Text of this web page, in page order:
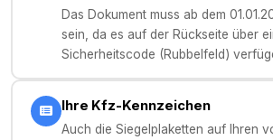
Das Dokument muss ab dem
sein, da es auf der Rückseite über
Sicherheitscode (Rubbelfeld)
Ihre Kfz-Kennzeichen
Auch die Siegelplaketten auf Ihren